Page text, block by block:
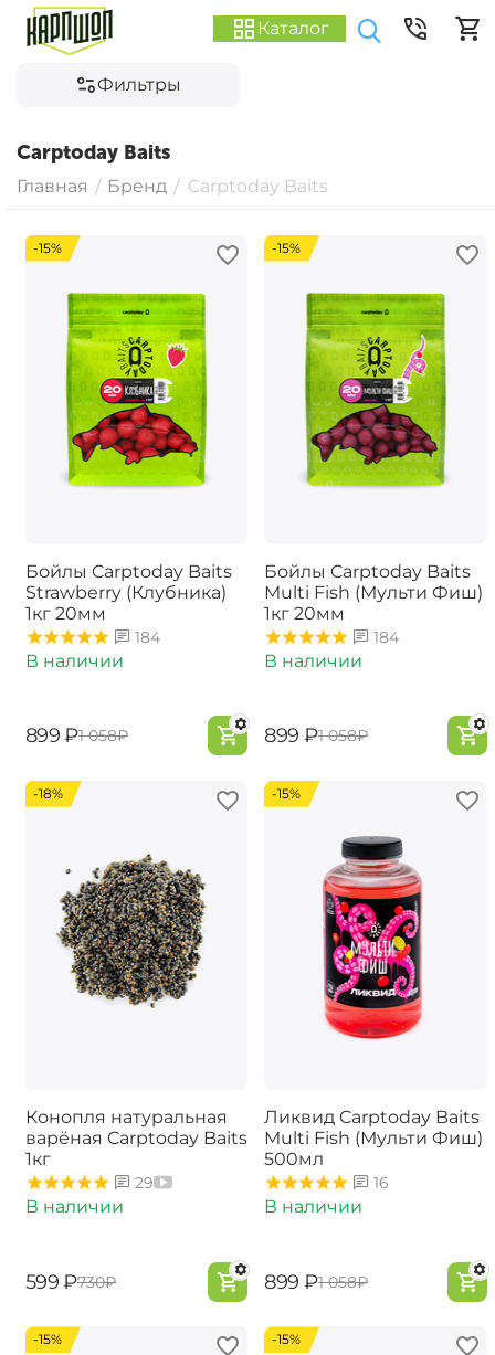
Каталог
Фильтры
Carptoday Baits
Главная / Бренд / Carptoday Baits
-15%
Бойлы Carptoday Baits
Strawberry (Клубника)
1кг 20мм
184
В наличии
‍899‍ ₽‍1 058‍₽
-15%
Бойлы Carptoday Baits
Multi Fish (Мульти Фиш)
1кг 20мм
184
В наличии
‍899‍ ₽‍1 058‍₽
-18%
Конопля натуральная
варёная Carptoday Baits
1кг
29
В наличии
‍599‍ ₽‍730‍₽
-15%
Ликвид Carptoday Baits
Multi Fish (Мульти Фиш)
500мл
16
В наличии
‍899‍ ₽‍1 058‍₽
-15% -15%